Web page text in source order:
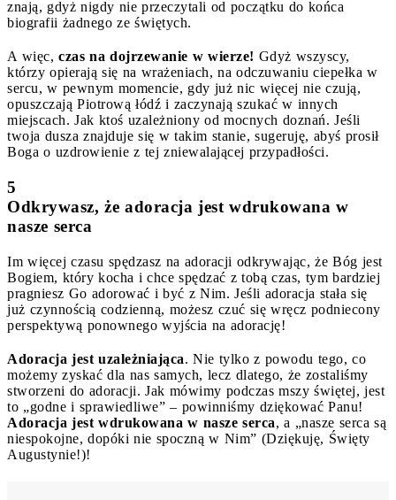
znają, gdyż nigdy nie przeczytali od początku do końca
biografii żadnego ze świętych.
A więc, czas na dojrzewanie w wierze! Gdyż wszyscy,
którzy opierają się na wrażeniach, na odczuwaniu ciepełka w
sercu, w pewnym momencie, gdy już nic więcej nie czują,
opuszczają Piotrową łódź i zaczynają szukać w innych
miejscach. Jak ktoś uzależniony od mocnych doznań. Jeśli
twoja dusza znajduje się w takim stanie, sugeruję, abyś prosił
Boga o uzdrowienie z tej zniewalającej przypadłości.
5
Odkrywasz, że adoracja jest wdrukowana w
nasze serca
Im więcej czasu spędzasz na adoracji odkrywając, że Bóg jest
Bogiem, który kocha i chce spędzać z tobą czas, tym bardziej
pragniesz Go adorować i być z Nim. Jeśli adoracja stała się
już czynnością codzienną, możesz czuć się wręcz podniecony
perspektywą ponownego wyjścia na adorację!
Adoracja jest uzależniająca. Nie tylko z powodu tego, co
możemy zyskać dla nas samych, lecz dlatego, że zostaliśmy
stworzeni do adoracji. Jak mówimy podczas mszy świętej, jest
to „godne i sprawiedliwe” – powinniśmy dziękować Panu!
Adoracja jest wdrukowana w nasze serca, a „nasze serca są
niespokojne, dopóki nie spoczną w Nim” (Dziękuję, Święty
Augustynie!)!